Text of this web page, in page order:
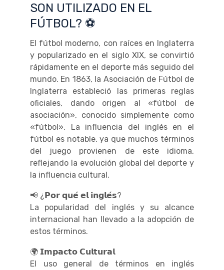
SON UTILIZADO EN EL
FÚTBOL? ⚽️
El fútbol moderno, con raíces en Inglaterra
y popularizado en el siglo XIX, se convirtió
rápidamente en el deporte más seguido del
mundo. En 1863, la Asociación de Fútbol de
Inglaterra estableció las primeras reglas
oficiales, dando origen al «fútbol de
asociación», conocido simplemente como
«fútbol». La influencia del inglés en el
fútbol es notable, ya que muchos términos
del juego provienen de este idioma,
reflejando la evolución global del deporte y
la influencia cultural.
📢 ¿𝗣𝗼𝗿 𝗾𝘂𝗲́ 𝗲𝗹 𝗶𝗻𝗴𝗹𝗲́𝘀?
La popularidad del inglés y su alcance
internacional han llevado a la adopción de
estos términos.
🌍 𝗜𝗺𝗽𝗮𝗰𝘁𝗼 𝗖𝘂𝗹𝘁𝘂𝗿𝗮𝗹
El uso general de términos en inglés